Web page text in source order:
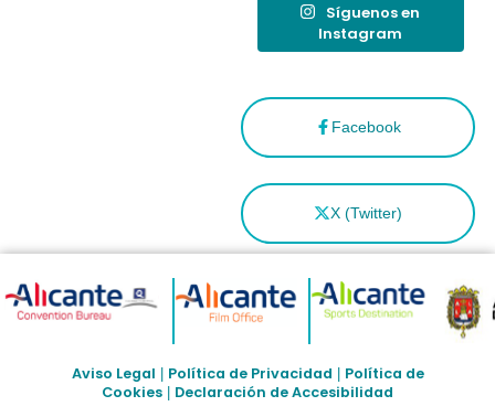
Facebook
X (Twitter)
Síguenos en
Instagram
Aviso Legal Política de Privacidad
Política de
Cookies
Declaración de Accesibilidad